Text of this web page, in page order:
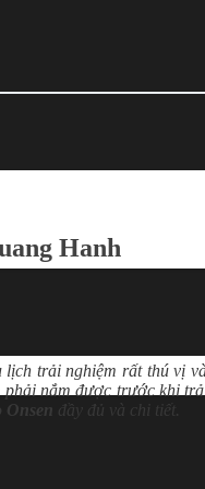
Hanh
trải nghiệm rất thú vị
nắm được trước khi
Onsen đầy đủ và chi tiết.